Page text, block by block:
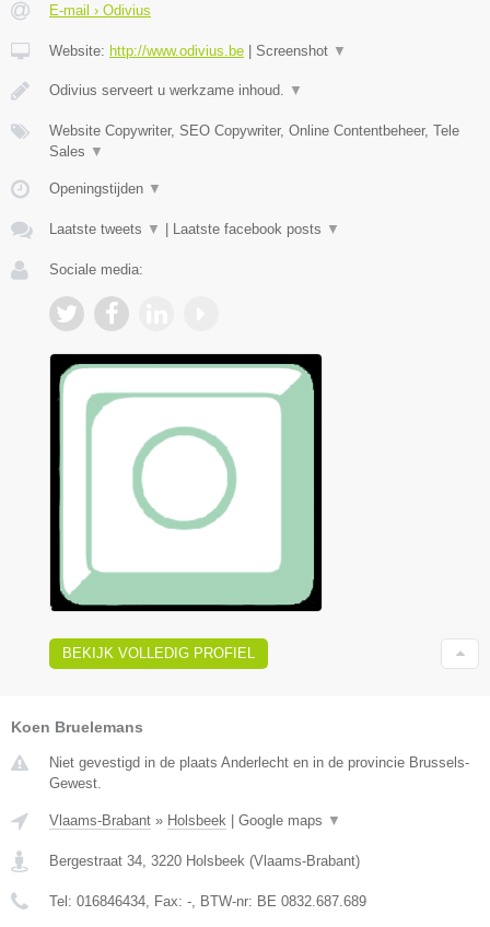
E-mail › Odivius
Website: http://www.odivius.be | Screenshot ▼
Odivius serveert u werkzame inhoud. ▼
Website Copywriter, SEO Copywriter, Online Contentbeheer, Tele
Sales ▼
Openingstijden ▼
Laatste tweets ▼ | Laatste facebook posts ▼
Sociale media:
BEKIJK VOLLEDIG PROFIEL
Koen Bruelemans
Niet gevestigd in de plaats Anderlecht en in de provincie Brussels-
Gewest.
Vlaams-Brabant » Holsbeek Google maps ▼
Bergestraat 34 3220 Holsbeek (Vlaams-Brabant)
Tel: 016846434 , Fax: - , BTW-nr: BE 0832.687.689